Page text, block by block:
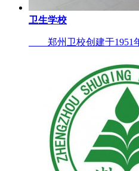
卫生学校
郑州卫校创建于1951